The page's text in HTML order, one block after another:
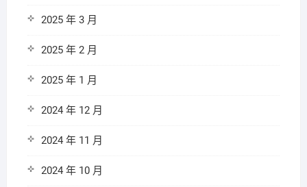
2025 年 3 月
2025 年 2 月
2025 年 1 月
2024 年 12 月
2024 年 11 月
2024 年 10 月